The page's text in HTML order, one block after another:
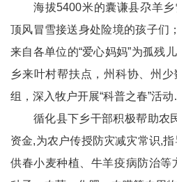
海拔5400米的囊谦县尕羊乡
顶风冒雪接送身处险境的孩子们
来自各单位的“爱心妈妈”为孤残
乡来叶村帮扶点，州科协、州
组，深入牧户开展“科普之春”活
循化县下乡干部积极帮助农
资金,为农户传授防灾减灾常识,
供春小麦种植、牛羊疫病防治等